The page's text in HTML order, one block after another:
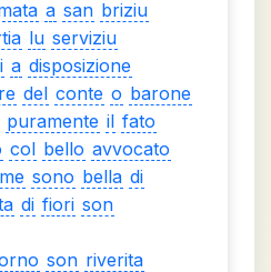
a san briziu
lu serviziu
a disposizione
del conte o barone
puramente il fato
col bello avvocato
sono bella di
di fiori son
son riverita